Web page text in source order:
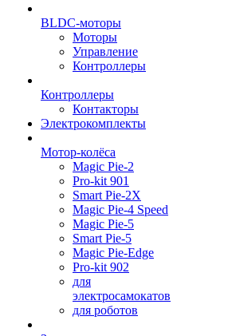
BLDC-моторы
Моторы
Управление
Контроллеры
Контроллеры
Контакторы
Электрокомплекты
Мотор-колёса
Magic Pie-2
Pro-kit 901
Smart Pie-2X
Magic Pie-4 Speed
Magic Pie-5
Smart Pie-5
Magic Pie-Edge
Pro-kit 902
для
электросамокатов
для роботов